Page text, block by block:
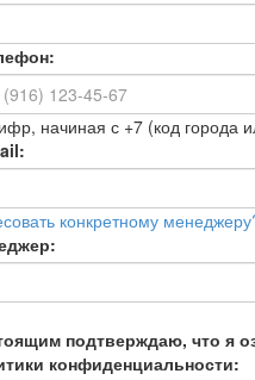
начиная с +7 (код города
конкретному
подтверждаю, что я
конфиденциальности: